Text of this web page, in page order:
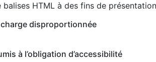
HTML à des fins de
disproportionnée
à l’obligation d’accessibilité